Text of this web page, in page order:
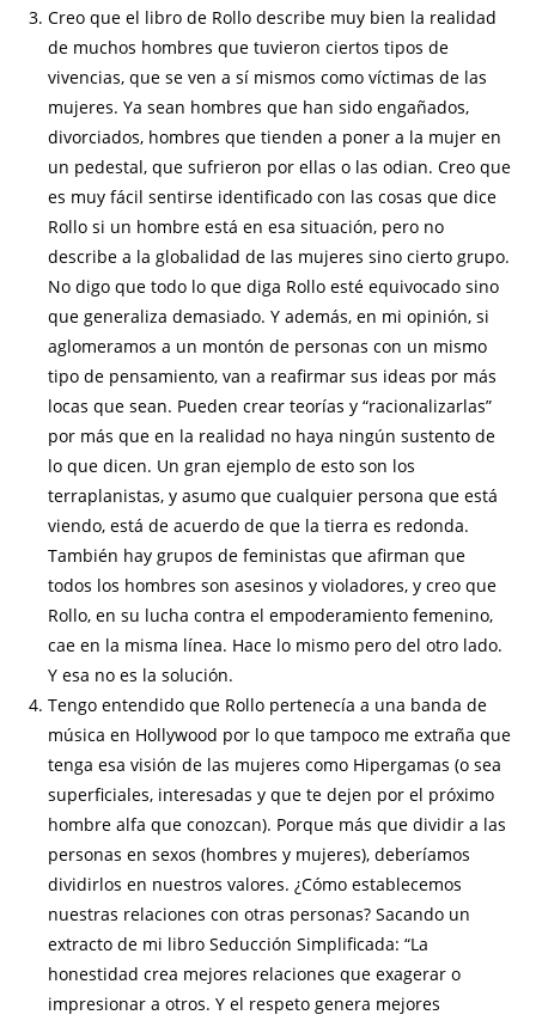
Creo que el libro de Rollo describe muy bien la realidad
de muchos hombres que tuvieron ciertos tipos de
vivencias, que se ven a sí mismos como víctimas de las
mujeres. Ya sean hombres que han sido engañados,
divorciados, hombres que tienden a poner a la mujer en
un pedestal, que sufrieron por ellas o las odian. Creo que
es muy fácil sentirse identificado con las cosas que dice
Rollo si un hombre está en esa situación, pero no
describe a la globalidad de las mujeres sino cierto grupo.
No digo que todo lo que diga Rollo esté equivocado sino
que generaliza demasiado. Y además, en mi opinión, si
aglomeramos a un montón de personas con un mismo
tipo de pensamiento, van a reafirmar sus ideas por más
locas que sean. Pueden crear teorías y “racionalizarlas”
por más que en la realidad no haya ningún sustento de
lo que dicen. Un gran ejemplo de esto son los
terraplanistas, y asumo que cualquier persona que está
viendo, está de acuerdo de que la tierra es redonda.
También hay grupos de feministas que afirman que
todos los hombres son asesinos y violadores, y creo que
Rollo, en su lucha contra el empoderamiento femenino,
cae en la misma línea. Hace lo mismo pero del otro lado.
Y esa no es la solución.
Tengo entendido que Rollo pertenecía a una banda de
música en Hollywood por lo que tampoco me extraña que
tenga esa visión de las mujeres como Hipergamas (o sea
superficiales, interesadas y que te dejen por el próximo
hombre alfa que conozcan). Porque más que dividir a las
personas en sexos (hombres y mujeres), deberíamos
dividirlos en nuestros valores. ¿Cómo establecemos
nuestras relaciones con otras personas? Sacando un
extracto de mi libro Seducción Simplificada: “La
honestidad crea mejores relaciones que exagerar o
impresionar a otros. Y el respeto genera mejores